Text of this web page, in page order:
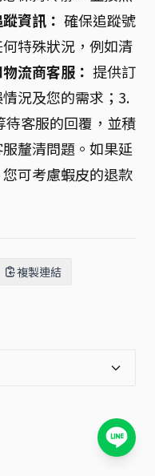
資訊： 確保追蹤號
特殊狀況，例如清
流商客服： 提供訂
況及您的需求；3.
待客服的回覆，並積
釐清問題。如果延
可考慮蝦皮的退款
複製連結